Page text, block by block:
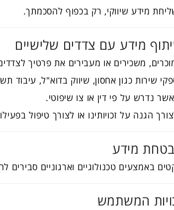
מידע שיווקי, רק בכפוף להסכמתך.
משכירים או מעבירים את פרטיך
שירות כגון אחסון, שיווק בדוא"ל, עיבוד
נדרש על פי דין או צו שיפוטי.
הגנה על זכויותינו או לצורך טיפול
באמצעים טכנולוגיים וארגוניים